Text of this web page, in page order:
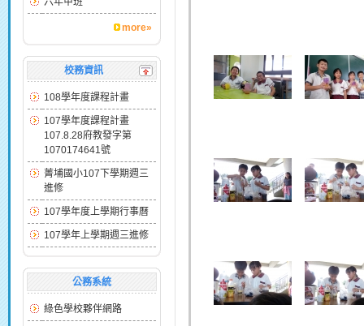
more»
校務資訊
108學年度課程計畫
107學年度課程計畫
107.8.28府教發字第
1070174641號
菁埔國小107下學期週三
進修
107學年度上學期行事曆
107學年上學期週三進修
公務系統
綠色學校夥伴網路